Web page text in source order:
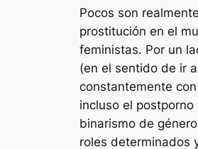
Pocos son
prostitución en el
feministas. Por un
(en el sentido de ir
constantemente
incluso el
binarismo de
roles determinados